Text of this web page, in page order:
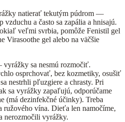
natierať tekutým púdrom —
a často sa zapália a hnisajú.
veľmi svrbia, pomôže Fenistil gel
Virasoothe gel alebo na väčšie
sa nesmú rozmočiť.
osprchovať, bez kozmetiky, osušiť
nestrhli pľuzgiere a chrasty. Pri
sa vyrážky zapaľujú, odporúčame
(má dezinfekčné účinky). Treba
vína. Dieťa len namočíme,
nerozmočili vyrážky.